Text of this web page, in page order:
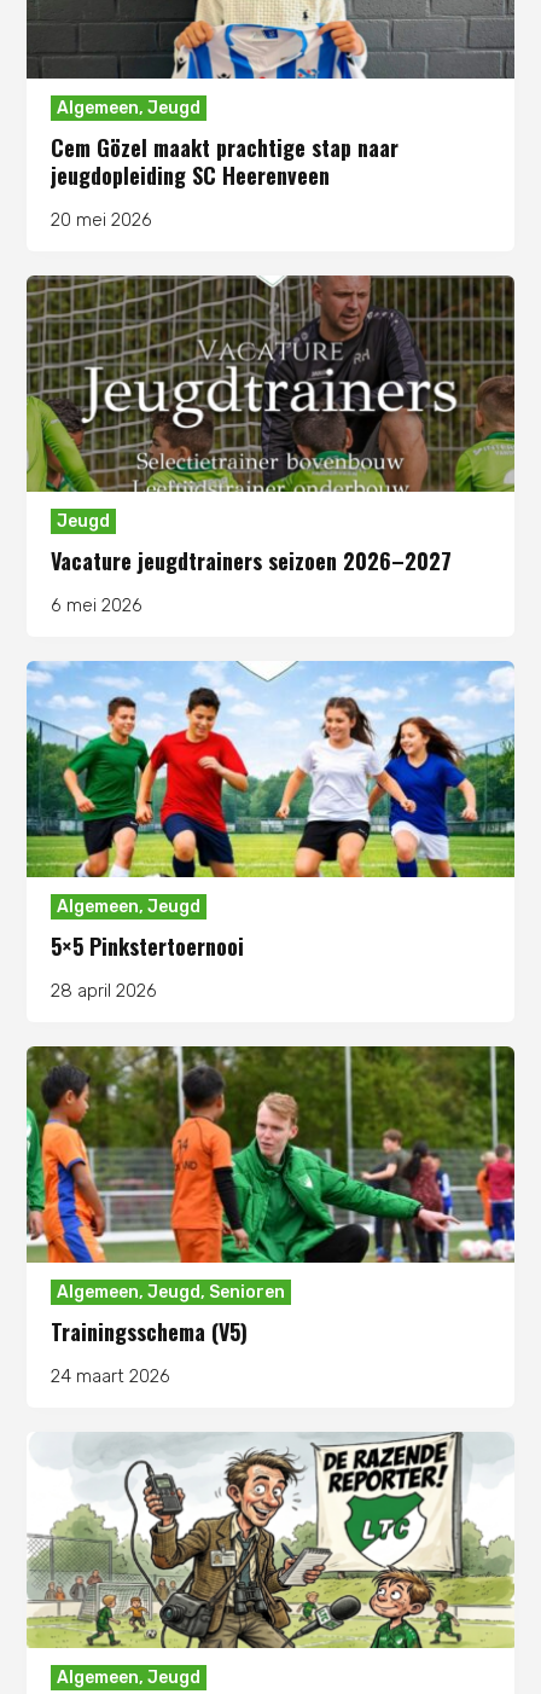
Algemeen,Jeugd
Cem Gözel maakt prachtige stap naar
jeugdopleiding SC Heerenveen
20 mei 2026
Jeugd
Vacature jeugdtrainers seizoen 2026–2027
6 mei 2026
Algemeen,Jeugd
5×5 Pinkstertoernooi
28 april 2026
Algemeen,Jeugd, Senioren
Trainingsschema (V5)
24 maart 2026
Algemeen,Jeugd